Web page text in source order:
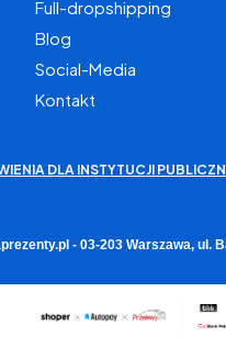
Full-dropshipping
Blog
Social-Media
Kontakt
DLA INSTYTUCJI
- 03-203 Warszawa, ul.